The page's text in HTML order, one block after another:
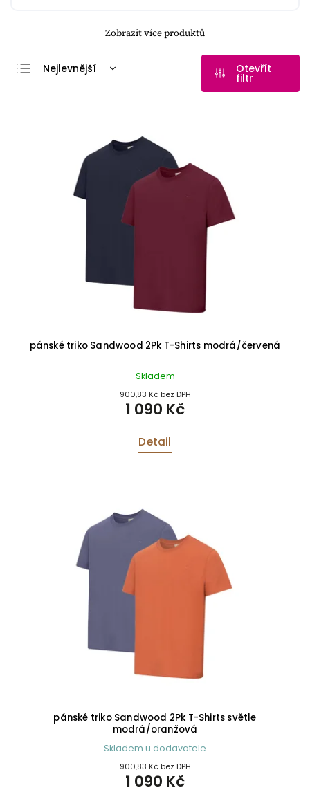
Zobrazit více produktů
Nejlevnější
Otevřít
filtr
pánské triko Sandwood 2Pk T-Shirts modrá/červená
Skladem
900,83 Kč bez DPH
1 090 Kč
Detail
pánské triko Sandwood 2Pk T-Shirts světle
modrá/oranžová
Skladem u dodavatele
900,83 Kč bez DPH
1 090 Kč